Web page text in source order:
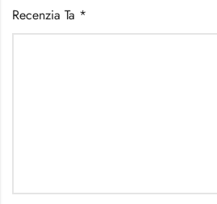
Recenzia Ta *